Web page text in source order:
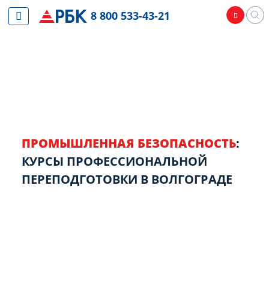
ПРОМЫШЛЕННАЯ БЕЗОПАСНОСТЬ:
КУРСЫ ПРОФЕССИОНАЛЬНОЙ
ПЕРЕПОДГОТОВКИ В ВОЛГОГРАДЕ
8 800 533-43-21